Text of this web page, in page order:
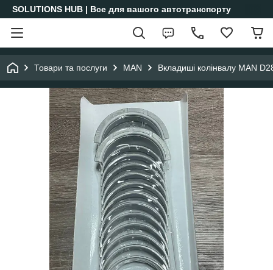
SOLUTIONS HUB | Все для вашого автотранспорту
Товари та послуги MAN Вкладиші колінвалу MAN